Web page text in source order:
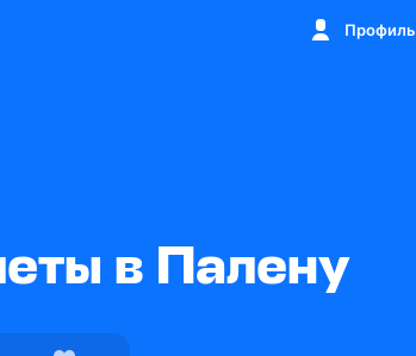
Профиль
в Палену